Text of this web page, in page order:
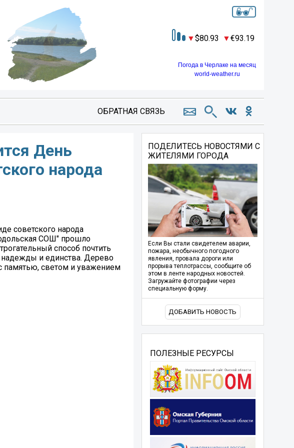
80.93 93.19
Погода в Черлаке на месяц
world-weather.ru
ОБРАТНАЯ СВЯЗЬ
День
народа
советского народа
СОШ" прошло
способ почтить
надежды и единства. Дерево
памятью, светом и уважением
ПОДЕЛИТЕСЬ НОВОСТЯМИ С
ЖИТЕЛЯМИ ГОРОДА
Если Вы стали свидетелем аварии,
пожара, необычного погодного
явления, провала дороги или
прорыва теплотрассы, сообщите об
этом в ленте народных новостей.
Загружайте фотографии через
специальную форму.
ДОБАВИТЬ НОВОСТЬ
ПОЛЕЗНЫЕ РЕСУРСЫ